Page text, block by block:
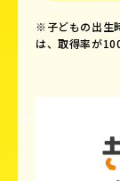
※子どもの出生
は、取得率が